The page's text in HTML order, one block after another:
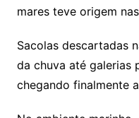
mares teve origem
Sacolas descartadas
da chuva até galerias
chegando finalmente